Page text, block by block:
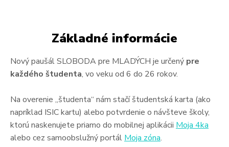
Základné informácie
Nový paušál SLOBODA pre MLADÝCH je určený pre
každého študenta, vo veku od 6 do 26 rokov.
Na overenie „študenta“ nám stačí študentská karta (ako
napríklad ISIC kartu) alebo potvrdenie o návšteve školy,
ktorú naskenujete priamo do mobilnej aplikácii Moja 4ka
alebo cez samoobslužný portál Moja zóna.